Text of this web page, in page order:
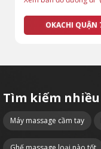
OKACHI QUẬN 7
Tìm kiếm nhiều
Máy massage cầm tay